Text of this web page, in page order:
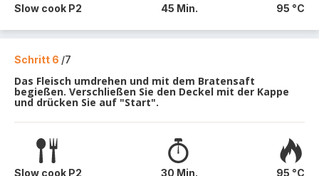
Slow cook P2 45 Min. 95 °C
Schritt 6 /7
Das Fleisch umdrehen und mit dem Bratensaft
begießen. Verschließen Sie den Deckel mit der Kappe
und drücken Sie auf "Start".
Slow cook P2 30 Min. 95 °C